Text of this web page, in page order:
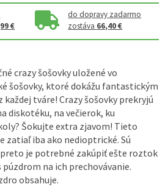
€
do dopravy zadarmo
zostáva 66,40 €
crazy šošovky uložené vo
šošovky, ktoré dokážu fantastickým
tváre! Crazy šošovky prekryjú
diskotéku, na večierok, ku
Šokujte extra zjavom! Tieto
zatiaľ iba ako nedioptrické. Sú
je potrebné zakúpiť ešte roztok
na ich prechovávanie.
obsahuje.